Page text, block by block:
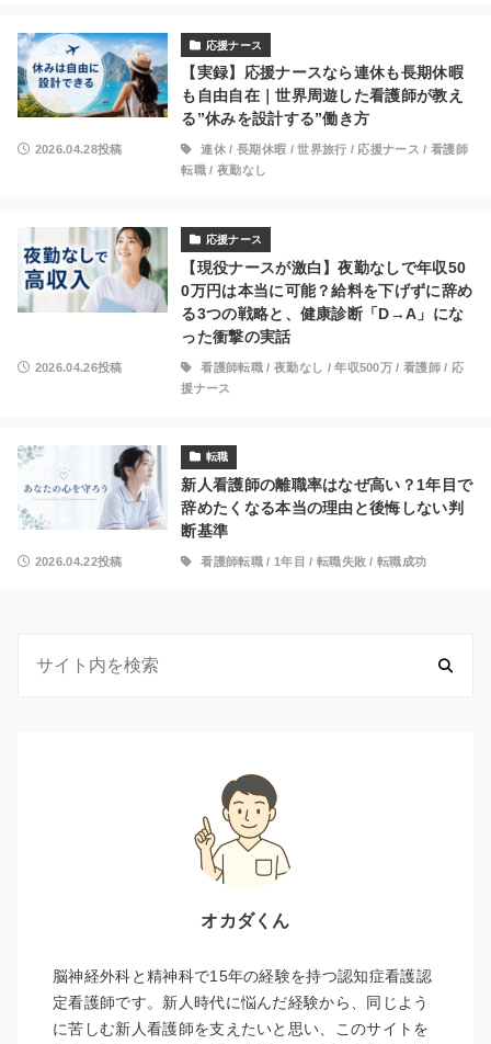
応援ナース
【実録】応援ナースなら連休も長期休暇
も自由自在｜世界周遊した看護師が教え
る”休みを設計する”働き方
2026.04.28投稿 連休 / 長期休暇 /世界旅行 / 応援ナース /看護師
転職/ 夜勤なし
応援ナース
【現役ナースが激白】夜勤なしで年収50
0万円は本当に可能？給料を下げずに辞め
る3つの戦略と、健康診断「D→A」にな
った衝撃の実話
2026.04.26投稿 看護師転職/ 夜勤なし /年収500万 /看護師 / 応
援ナース
転職
新人看護師の離職率はなぜ高い？1年目で
辞めたくなる本当の理由と後悔しない判
断基準
2026.04.22投稿 看護師転職/ 1年目 / 転職失敗 /転職成功
オカダくん
脳神経外科と精神科で15年の経験を持つ認知症看護認
定看護師です。新人時代に悩んだ経験から、同じよう
に苦しむ新人看護師を支えたいと思い、このサイトを